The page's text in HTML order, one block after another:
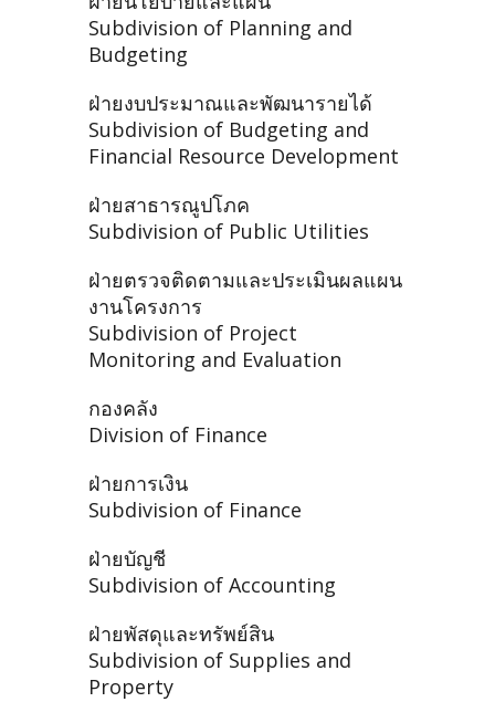
Subdivision of Planning and
Budgeting
ฝ่ายงบประมาณและพัฒนารายได้
Subdivision of Budgeting and
Financial Resource Development
ฝ่ายสาธารณูปโภค
Subdivision of Public Utilities
ฝ่ายตรวจติดตามและประเมินผลแผน
งานโครงการ
Subdivision of Project
Monitoring and Evaluation
กองคลัง
Division of Finance
ฝ่ายการเงิน
Subdivision of Finance
ฝ่ายบัญชี
Subdivision of Accounting
ฝ่ายพัสดุและทรัพย์สิน
Subdivision of Supplies and
Property